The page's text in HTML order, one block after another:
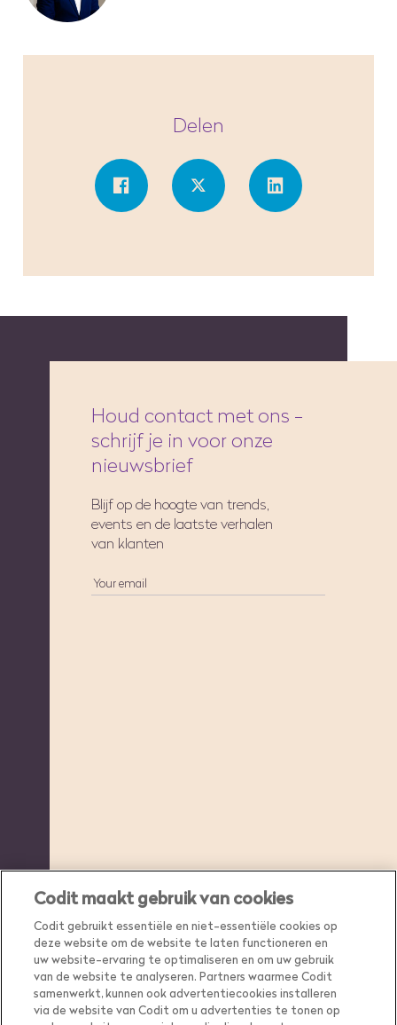
Delen
Houd contact met ons -
schrijf je in voor onze
nieuwsbrief
Blijf op de hoogte van trends,
events en de laatste verhalen
van klanten
Codit maakt gebruik van cookies
Codit gebruikt essentiële en niet-essentiële cookies op
deze website om de website te laten functioneren en
uw website-ervaring te optimaliseren en om uw gebruik
van de website te analyseren. Partners waarmee Codit
samenwerkt, kunnen ook advertentiecookies installeren
via de website van Codit om u advertenties te tonen op